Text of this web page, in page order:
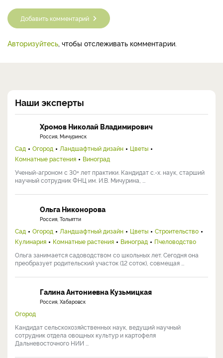
Добавить комментарий
Авторизуйтесь , чтобы отслеживать комментарии.
Наши эксперты
Хромов Николай Владимирович
Россия, Мичуринск
Сад Огород Ландшафтный дизайн
Цветы
Комнатные растения
Виноград
Ученый-агроном с 30+ лет практики. Кандидат с.-х. наук, старший
научный сотрудник ФНЦ им. И.В. Мичурина, ...
Ольга Никонорова
Россия, Тольятти
Сад Огород Ландшафтный дизайн Цветы
Строительство
Кулинария
Комнатные растения Виноград
Пчеловодство
Ольга занимается садоводством со школьных лет. Сегодня она
преобразует родительский участок (12 соток), совмещая ...
Галина Антониевна Кузьмицкая
Россия, Хабаровск
Огород
Кандидат сельскохозяйственных наук, ведущий научный
сотрудник отдела овощных культур и картофеля
Дальневосточного НИИ ...